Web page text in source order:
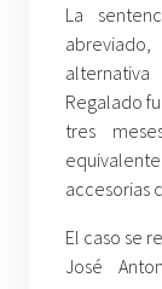
La
Regalado
tres
accesorias
El caso se
José